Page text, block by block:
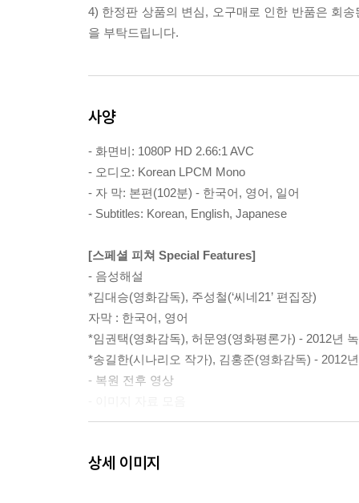
4) 한정판 상품의 변심, 오구매로 인한 반품은 회
을 부탁드립니다.
사양
- 화면비: 1080P HD 2.66:1 AVC
- 오디오: Korean LPCM Mono
- 자 막: 본편(102분) - 한국어, 영어, 일어
- Subtitles: Korean, English, Japanese
[스페셜 피쳐 Special Features]
- 음성해설
*김대승(영화감독), 주성철(‘씨네21’ 편집장)
자막 : 한국어, 영어
*임권택(영화감독), 허문영(영화평론가) - 2012년
*송길한(시나리오 작가), 김홍준(영화감독) - 2012
- 복원 전후 영상
- 소책자(한글, 영문)
상세 이미지